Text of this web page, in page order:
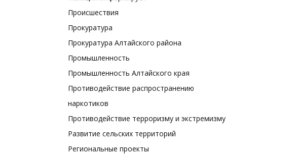
Происшествия
Прокуратура
Прокуратура Алтайского района
Промышленность
Промышленность Алтайского края
Противодействие распространению
наркотиков
Противодействие терроризму и экстремизму
Развитие сельских территорий
Региональные проекты